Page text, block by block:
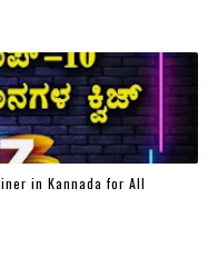
in Kannada for All